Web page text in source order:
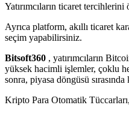
Yatırımcıların ticaret
Ayrıca platform, akıllı ticaret
seçim yapabilirsiniz.
Bitsoft360 , yatırımcıların
yüksek hacimli işlemler, çoklu
sonra, piyasa döngüsü
Kripto Para Otomatik